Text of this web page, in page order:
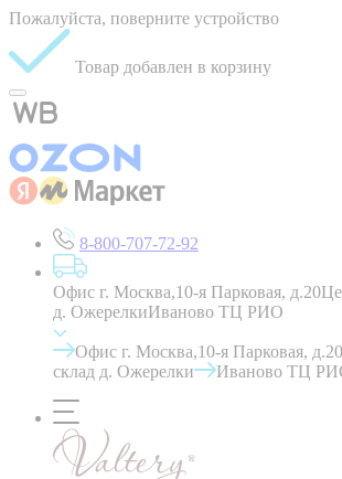
Пожалуйста, поверните устройство
Товар добавлен в корзину
8-800-707-72-92
Офис г. Москва,10-я Парковая, д.20
д. ОжерелкиИваново ТЦ РИО
Офис г. Москва,10-я Парковая, д.20
склад д. Ожерелки
Иваново ТЦ